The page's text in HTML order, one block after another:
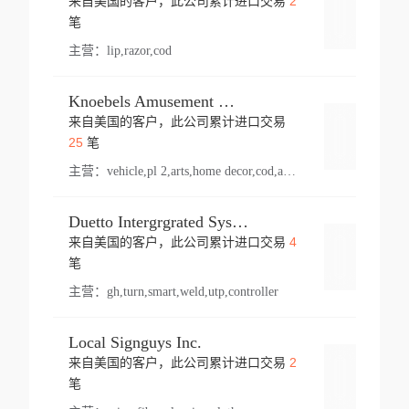
笔
主营： lip,razor,cod
Knoebels Amusement Resort
来自美国的客户，此公司累计进口交易
25笔
主营： vehicle,pl 2,arts,home decor,cod,amusement ride,sea
Duetto Intergrgrated Systems Inc.
来自美国的客户，此公司累计进口交易 4
笔
主营： gh,turn,smart,weld,utp,controller
Local Signguys Inc.
来自美国的客户，此公司累计进口交易 2
笔